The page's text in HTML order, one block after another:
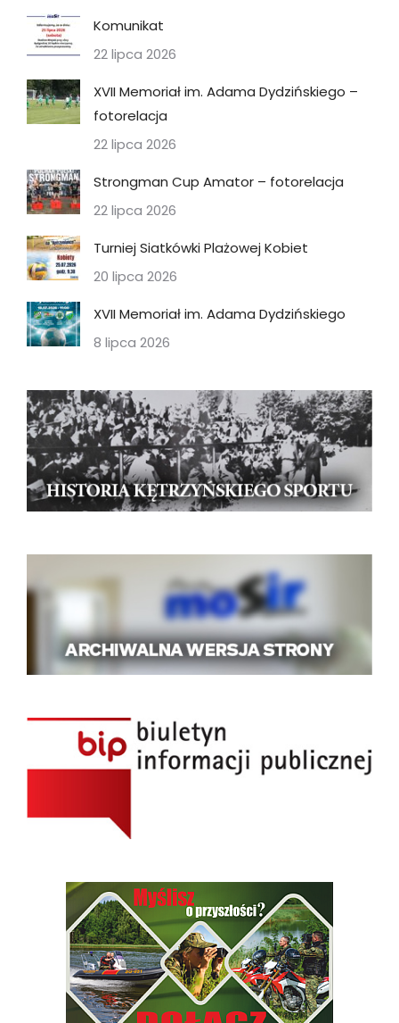
Komunikat
22 lipca 2026
XVII Memoriał im. Adama Dydzińskiego –
fotorelacja
22 lipca 2026
Strongman Cup Amator – fotorelacja
22 lipca 2026
Turniej Siatkówki Plażowej Kobiet
20 lipca 2026
XVII Memoriał im. Adama Dydzińskiego
8 lipca 2026